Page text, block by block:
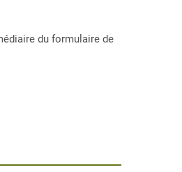
du formulaire de